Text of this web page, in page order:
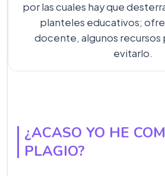
por las cuales hay que
planteles educativos;
docente, algunos recursos
evitarlo.
¿ACASO YO HE
PLAGIO?